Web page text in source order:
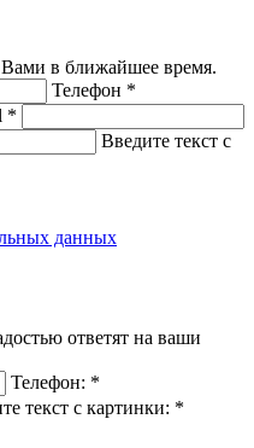
Вами в ближайшее время.
Телефон *
*
Введите текст с
данных
ответят на ваши
Телефон: *
текст с картинки: *